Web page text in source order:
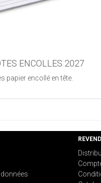
ENCOLLES 2027
papier encollé en tête.